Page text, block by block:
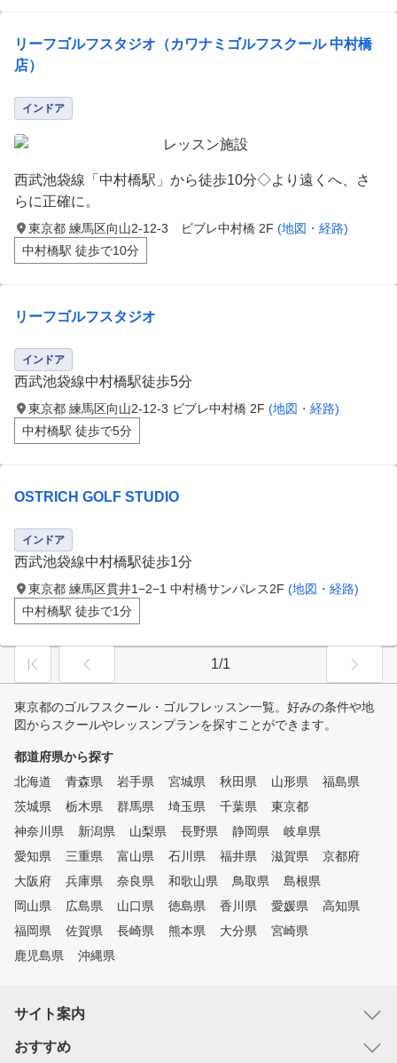
リーフゴルフスタジオ（カワナミゴルフスクール 中村橋
店）
インドア
西武池袋線「中村橋駅」から徒歩10分◇より遠くへ、さ
らに正確に。
東京都 練馬区向山2-12-3 ビブレ中村橋 2F (地図・経路)
中村橋駅 徒歩で10分
リーフゴルフスタジオ
インドア
西武池袋線中村橋駅徒歩5分
東京都 練馬区向山2-12-3 ビブレ中村橋 2F (地図・経路)
中村橋駅 徒歩で5分
OSTRICH GOLF STUDIO
インドア
西武池袋線中村橋駅徒歩1分
東京都 練馬区貫井1−2−1 中村橋サンパレス2F (地図・経路)
中村橋駅 徒歩で1分
1/1
東京都のゴルフスクール・ゴルフレッスン一覧。好みの条件や地
図からスクールやレッスンプランを探すことができます。
都道府県から探す
北海道
青森県 岩手県 宮城県 秋田県 山形県
福島県
茨城県
栃木県 群馬県 埼玉県 千葉県
東京都
神奈川県
新潟県 山梨県 長野県 静岡県
岐阜県
愛知県
三重県 富山県 石川県 福井県 滋賀県
京都府
大阪府
兵庫県 奈良県 和歌山県 鳥取県
島根県
岡山県
広島県 山口県 徳島県 香川県 愛媛県
高知県
福岡県
佐賀県 長崎県 熊本県 大分県
宮崎県
鹿児島県
沖縄県
サイト案内
おすすめ